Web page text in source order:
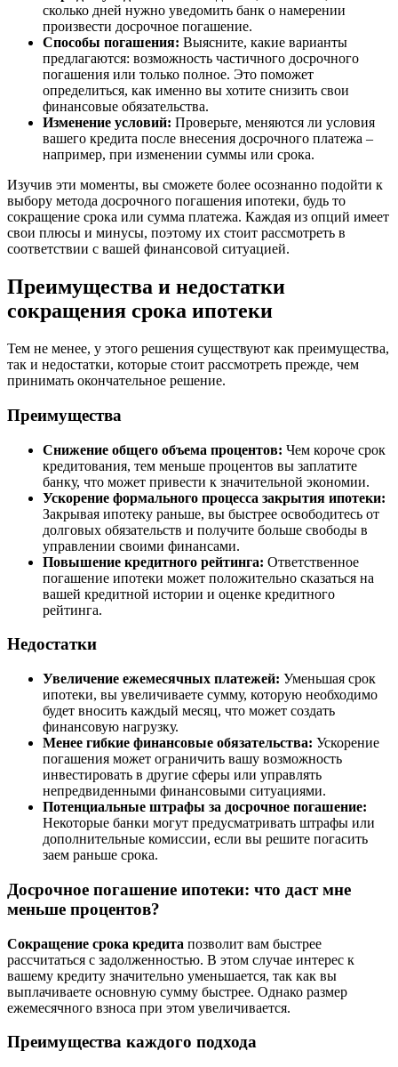
сколько дней нужно уведомить банк о намерении
произвести досрочное погашение.
Способы погашения: Выясните, какие варианты
предлагаются: возможность частичного досрочного
погашения или только полное. Это поможет
определиться, как именно вы хотите снизить свои
финансовые обязательства.
Изменение условий: Проверьте, меняются ли условия
вашего кредита после внесения досрочного платежа –
например, при изменении суммы или срока.
Изучив эти моменты, вы сможете более осознанно подойти к
выбору метода досрочного погашения ипотеки, будь то
сокращение срока или сумма платежа. Каждая из опций имеет
свои плюсы и минусы, поэтому их стоит рассмотреть в
соответствии с вашей финансовой ситуацией.
Преимущества и недостатки
сокращения срока ипотеки
Тем не менее, у этого решения существуют как преимущества,
так и недостатки, которые стоит рассмотреть прежде, чем
принимать окончательное решение.
Преимущества
Снижение общего объема процентов: Чем короче срок
кредитования, тем меньше процентов вы заплатите
банку, что может привести к значительной экономии.
Ускорение формального процесса закрытия ипотеки:
Закрывая ипотеку раньше, вы быстрее освободитесь от
долговых обязательств и получите больше свободы в
управлении своими финансами.
Повышение кредитного рейтинга: Ответственное
погашение ипотеки может положительно сказаться на
вашей кредитной истории и оценке кредитного
рейтинга.
Недостатки
Увеличение ежемесячных платежей: Уменьшая срок
ипотеки, вы увеличиваете сумму, которую необходимо
будет вносить каждый месяц, что может создать
финансовую нагрузку.
Менее гибкие финансовые обязательства: Ускорение
погашения может ограничить вашу возможность
инвестировать в другие сферы или управлять
непредвиденными финансовыми ситуациями.
Потенциальные штрафы за досрочное погашение:
Некоторые банки могут предусматривать штрафы или
дополнительные комиссии, если вы решите погасить
заем раньше срока.
Досрочное погашение ипотеки: что даст мне
меньше процентов?
Сокращение срока кредита позволит вам быстрее
рассчитаться с задолженностью. В этом случае интерес к
вашему кредиту значительно уменьшается, так как вы
выплачиваете основную сумму быстрее. Однако размер
ежемесячного взноса при этом увеличивается.
Преимущества каждого подхода